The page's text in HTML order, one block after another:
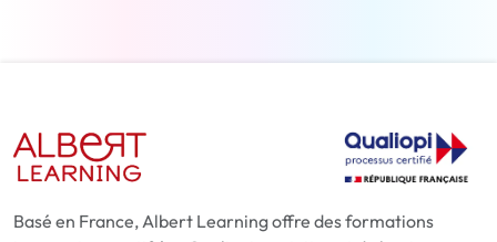
Basé en France, Albert Learning offre des formations